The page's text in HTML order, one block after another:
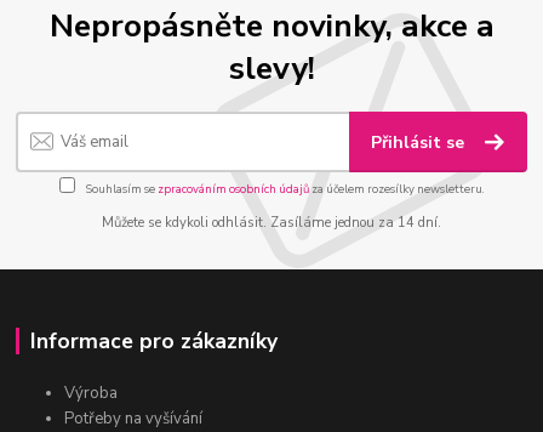
Nepropásněte novinky, akce a
slevy!
Přihlásit se
Souhlasím se zpracováním osobních údajůza účelem rozesílky newsletteru.
Můžete se kdykoli odhlásit. Zasíláme jednou za 14 dní.
Informace pro zákazníky
Výroba
Potřeby na vyšívání